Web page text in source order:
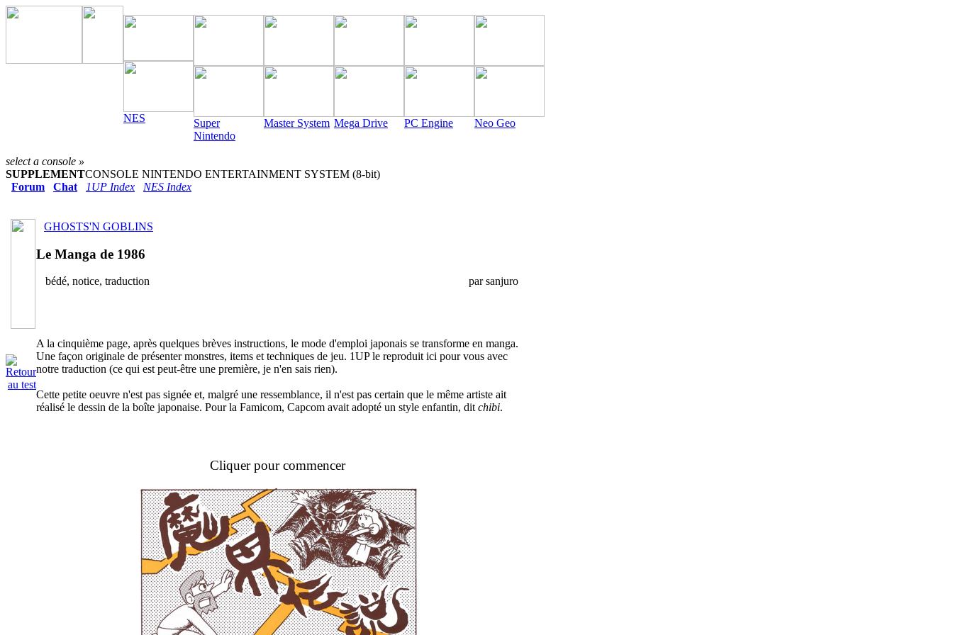
NES
Super
Nintendo
Master System Mega Drive PC Engine Neo Geo
select a console »
SUPPLEMENTCONSOLE NINTENDO ENTERTAINMENT SYSTEM (8-bit)
Forum
Chat 1UP Index NES Index
GHOSTS'N GOBLINS
Le Manga de 1986
par sanjuro
bédé, notice, traduction
A la cinquième page, après quelques brèves instructions, le mode d'emploi japonais se transforme en manga.
Une façon originale de présenter monstres, items et techniques de jeu. 1UP le reproduit ici pour vous avec
notre traduction (ce qui est peut-être une première, je n'en sais rien).
Cette petite oeuvre n'est pas signée et, malgré une ressemblance, il n'est pas certain que le même artiste ait
réalisé le dessin de la boîte japonaise. Pour la Famicom, Capcom avait adopté un style enfantin, ditchibi.
Cliquer pour commencer